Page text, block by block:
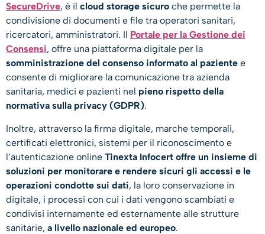
SecureDrive, è il cloud storage sicuro che permette la
condivisione di documenti e file tra operatori sanitari,
ricercatori, amministratori. Il Portale per la Gestione dei
Consensi, offre una piattaforma digitale per la
somministrazione del consenso informato al paziente e
consente di migliorare la comunicazione tra azienda
sanitaria, medici e pazienti nel pieno rispetto della
normativa sulla privacy (GDPR).
Inoltre, attraverso la firma digitale, marche temporali,
certificati elettronici, sistemi per il riconoscimento e
l’autenticazione online Tinexta Infocert offre un insieme di
soluzioni per monitorare e rendere sicuri gli accessi e le
operazioni condotte sui dati, la loro conservazione in
digitale, i processi con cui i dati vengono scambiati e
condivisi internamente ed esternamente alle strutture
sanitarie, a livello nazionale ed europeo.